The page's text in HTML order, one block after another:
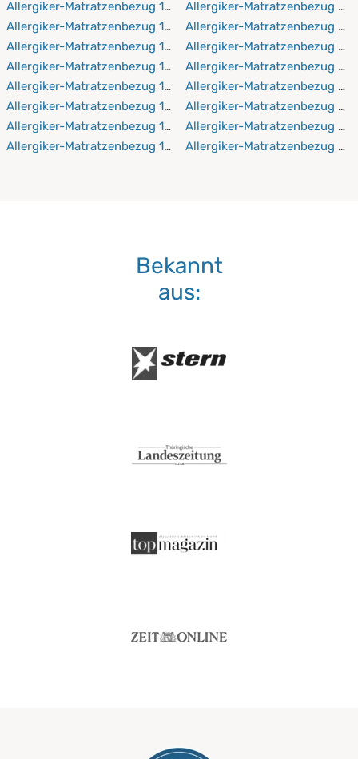
Allergiker-Matratzenbezug 120x200 cm
Allergiker-Matratzenbezug 120x210 cm
Allergiker-Matratzenbezug 120x220 cm
Allergiker-Matratzenbezug 130x190 cm
Allergiker-Matratzenbezug 130x200 cm
Allergiker-Matratzenbezug 130x210 cm
Allergiker-Matratzenbezug 130x220 cm
Allergiker-Matratzenbezug 140x190 cm
Allergiker-Matratzenbezug
Allergiker-Matratzenbezug
Allergiker-Matratzenbezug
Allergiker-Matratzenbezug
Allergiker-Matratzenbezug
Allergiker-Matratzenbezug
Allergiker-Matratzenbezug
Allergiker-Matratzenbezug
Bekannt
aus: